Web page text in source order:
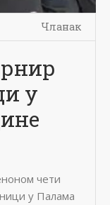
Чланак
у
чети
у Палама